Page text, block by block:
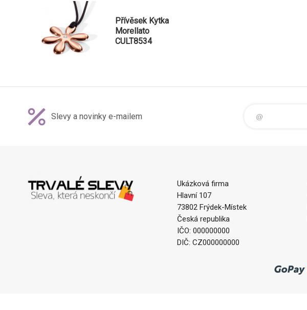
Přívěsek Kytka
Morellato
CULT8534
Slevy a novinky e-mailem
Ukázková firma
Hlavní 107
73802 Frýdek-Místek
Česká republika
IČO: 000000000
DIČ: CZ000000000